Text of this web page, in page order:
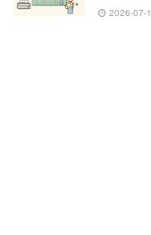
2026-07-